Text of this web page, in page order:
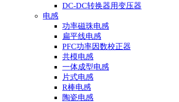
DC-DC转换器用变压器
电感
功率磁珠电感
扁平线电感
PFC功率因数校正器
共模电感
一体成型电感
片式电感
R棒电感
陶瓷电感